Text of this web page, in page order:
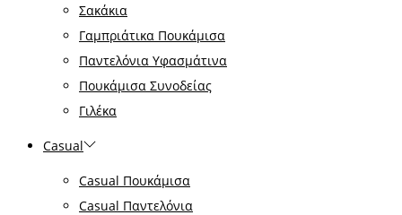
Σακάκια
Γαμπριάτικα Πουκάμισα
Παντελόνια Υφασμάτινα
Πουκάμισα Συνοδείας
Γιλέκα
Casual
Casual Πουκάμισα
Casual Παντελόνια